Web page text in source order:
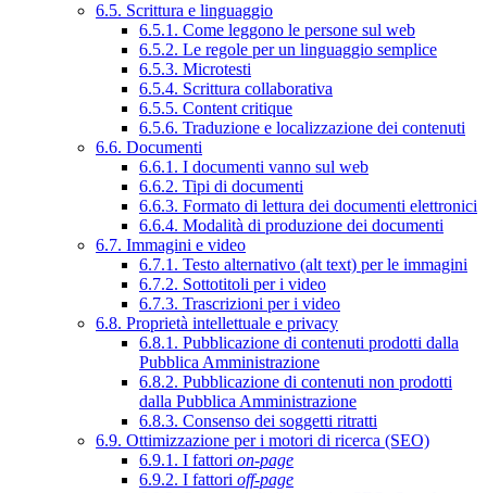
6.5. Scrittura e linguaggio
6.5.1. Come leggono le persone sul web
6.5.2. Le regole per un linguaggio semplice
6.5.3. Microtesti
6.5.4. Scrittura collaborativa
6.5.5. Content critique
6.5.6. Traduzione e localizzazione dei contenuti
6.6. Documenti
6.6.1. I documenti vanno sul web
6.6.2. Tipi di documenti
6.6.3. Formato di lettura dei documenti elettronici
6.6.4. Modalità di produzione dei documenti
6.7. Immagini e video
6.7.1. Testo alternativo (alt text) per le immagini
6.7.2. Sottotitoli per i video
6.7.3. Trascrizioni per i video
6.8. Proprietà intellettuale e privacy
6.8.1. Pubblicazione di contenuti prodotti dalla
Pubblica Amministrazione
6.8.2. Pubblicazione di contenuti non prodotti
dalla Pubblica Amministrazione
6.8.3. Consenso dei soggetti ritratti
6.9. Ottimizzazione per i motori di ricerca (SEO)
6.9.1. I fattori on-page
6.9.2. I fattori off-page